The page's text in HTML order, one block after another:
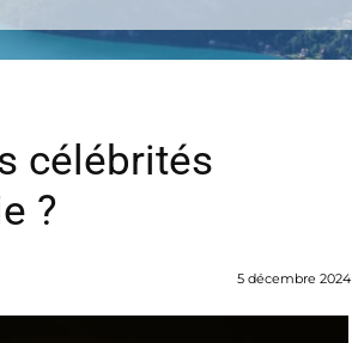
célébrités
?
5 décembre 2024